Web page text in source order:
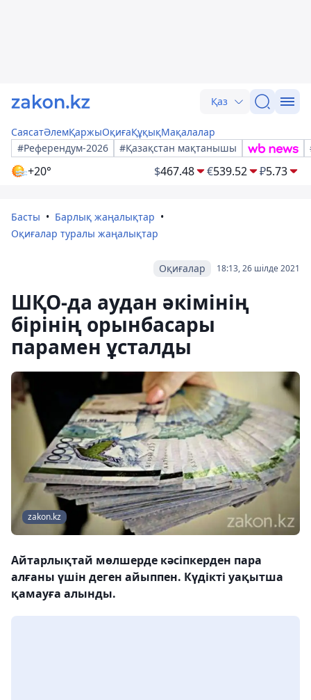
Қаз
СаясатӘлемҚаржыОқиғаҚұқықМақалалар
#Референдум-2026
#Қазақстан мақтанышы
+20° $467.48 €539.52 ₽5.73
Басты
Барлық жаңалықтар
Оқиғалар туралы жаңалықтар
18:13, 26 шілде 2021
Оқиғалар
ШҚО-да аудан әкімінің
бірінің орынбасары
парамен ұсталды
zakon.kz
Айтарлықтай мөлшерде кәсіпкерден пара
алғаны үшін деген айыппен. Күдікті уақытша
қамауға алынды.